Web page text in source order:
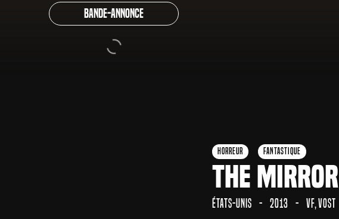
Bande-annonce
Horreur Fantastique
The Mirror
États-Unis 2013 VF VOST